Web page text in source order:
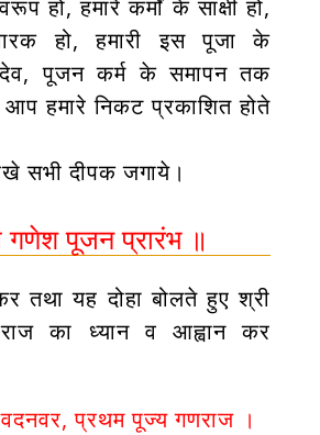
हो, हमारे कर्मों के साक्षी हो,
हो, हमारी इस पूजा के
देव, पूजन कर्म के समापन तक
हमारे निकट प्रकाशित होते
सभी दीपक जगाये।
गणेश पूजन प्रारंभ ॥
तथा यह दोहा बोलते हुए श्री
का ध्यान व आह्वान कर
प्रथम पूज्य गणराज ।